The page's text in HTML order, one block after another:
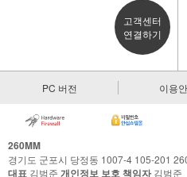
고객센터
연결하기
PC 버전 이용
260MM
경기도 군포시 당정동 1007-4 105-201
대표 김범준 개인정보 보호 책임자김범준